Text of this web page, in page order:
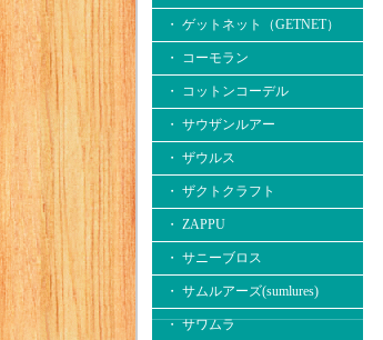
・ ゲットネット（GETNET）
・ コーモラン
・ コットンコーデル
・ サウザンルアー
・ ザウルス
・ ザクトクラフト
・ ZAPPU
・ サニーブロス
・ サムルアーズ(sumlures)
・ サワムラ